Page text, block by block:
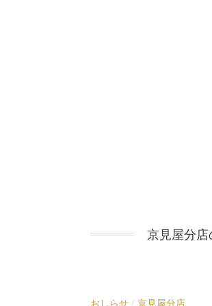
京見屋分店
おしらせ / 京見屋分店